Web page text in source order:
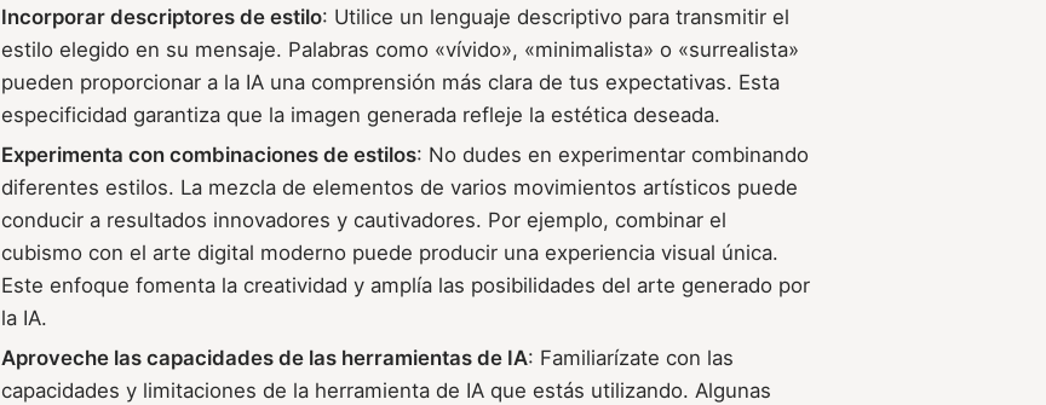
Incorporar descriptores de estilo: Utilice un lenguaje descriptivo para transmitir el
estilo elegido en su mensaje. Palabras como «vívido», «minimalista» o «surrealista»
pueden proporcionar a la IA una comprensión más clara de tus expectativas. Esta
especificidad garantiza que la imagen generada refleje la estética deseada.
Experimenta con combinaciones de estilos: No dudes en experimentar combinando
diferentes estilos. La mezcla de elementos de varios movimientos artísticos puede
conducir a resultados innovadores y cautivadores. Por ejemplo, combinar el
cubismo con el arte digital moderno puede producir una experiencia visual única.
Este enfoque fomenta la creatividad y amplía las posibilidades del arte generado por
la IA.
Aproveche las capacidades de las herramientas de IA: Familiarízate con las
capacidades y limitaciones de la herramienta de IA que estás utilizando. Algunas